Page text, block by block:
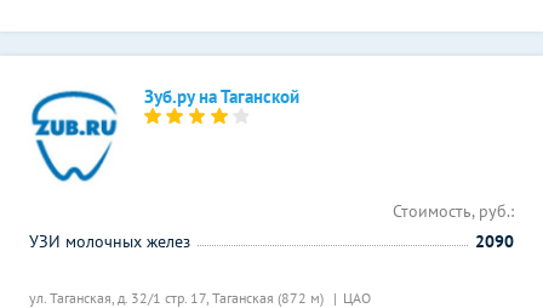
Зуб.ру на Таганской
ул. Таганская, д. 32/1 стр. 17, Таганская (872 м) ЦАО
Стоимость, руб.:
УЗИ молочных желез
2090